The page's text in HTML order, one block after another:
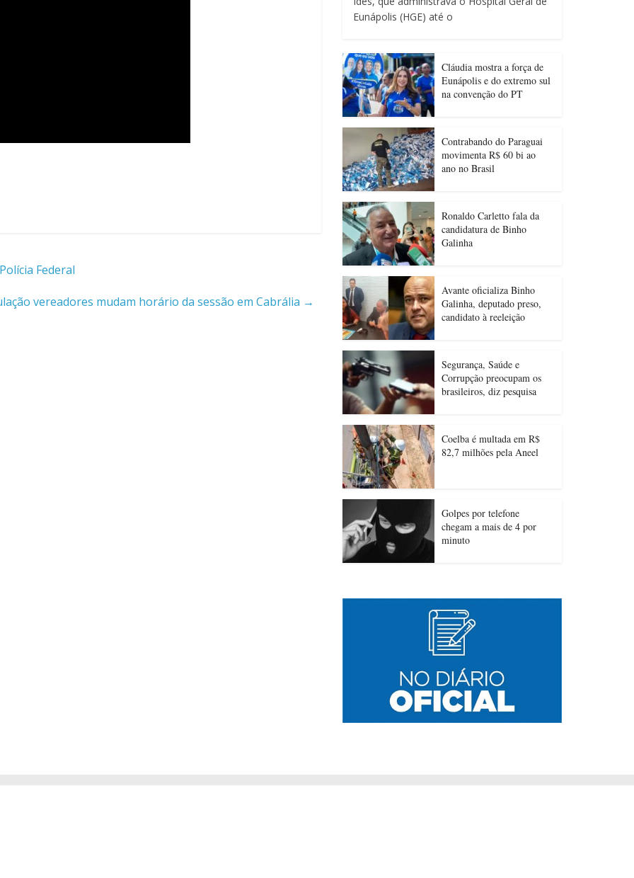
Federal
vereadores mudam horário da sessão em Cabrália →
Eunápolis (HGE) até o
Cláudia mostra a força de
Eunápolis e do extremo sul
na convenção do PT
Contrabando do Paraguai
movimenta R$ 60 bi ao
ano no Brasil
Ronaldo Carletto fala da
candidatura de Binho
Galinha
Avante oficializa Binho
Galinha, deputado preso,
candidato à reeleição
Segurança, Saúde e
Corrupção preocupam os
brasileiros, diz pesquisa
Coelba é multada em R$
82,7 milhões pela Aneel
Golpes por telefone
chegam a mais de 4 por
minuto